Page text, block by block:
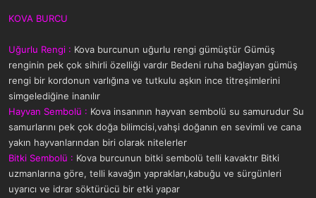
KOVA BURCU
Uğurlu Rengi : Kova burcunun uğurlu rengi gümüştür Gümüş
renginin pek çok sihirli özelliği vardır Bedeni ruha bağlayan gümüş
rengi bir kordonun varlığına ve tutkulu aşkın ince titreşimlerini
simgelediğine inanılır
Hayvan Sembolü : Kova insanının hayvan sembolü su samurudur Su
samurlarını pek çok doğa bilimcisi,vahşi doğanın en sevimli ve cana
yakın hayvanlarından biri olarak nitelerler
Bitki Sembolü : Kova burcunun bitki sembolü telli kavaktır Bitki
uzmanlarına göre, telli kavağın yaprakları,kabuğu ve sürgünleri
uyarıcı ve idrar söktürücü bir etki yapar